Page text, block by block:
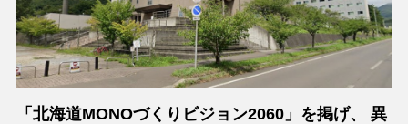
「北海道MONOづくりビジョン2060」を掲げ、 異